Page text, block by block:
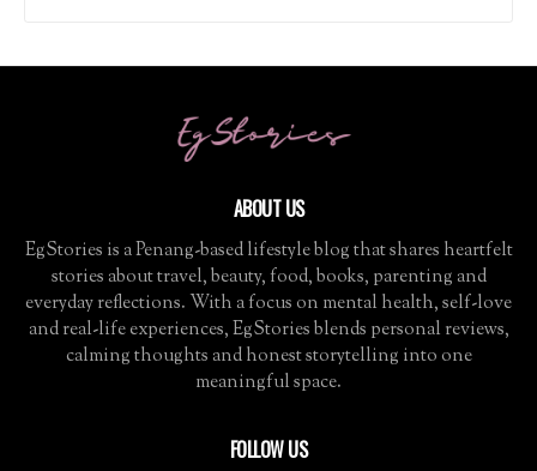
ABOUT US
EgStories is a Penang-based lifestyle blog that shares heartfelt
stories about travel, beauty, food, books, parenting and
everyday reflections. With a focus on mental health, self-love
and real-life experiences, EgStories blends personal reviews,
calming thoughts and honest storytelling into one
meaningful space.
FOLLOW US